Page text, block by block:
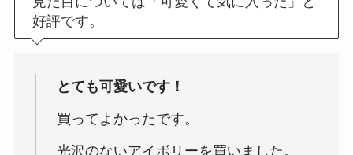
好評です。
とても可愛いです！
買ってよかったです。
光沢のないアイボリーを買いました。